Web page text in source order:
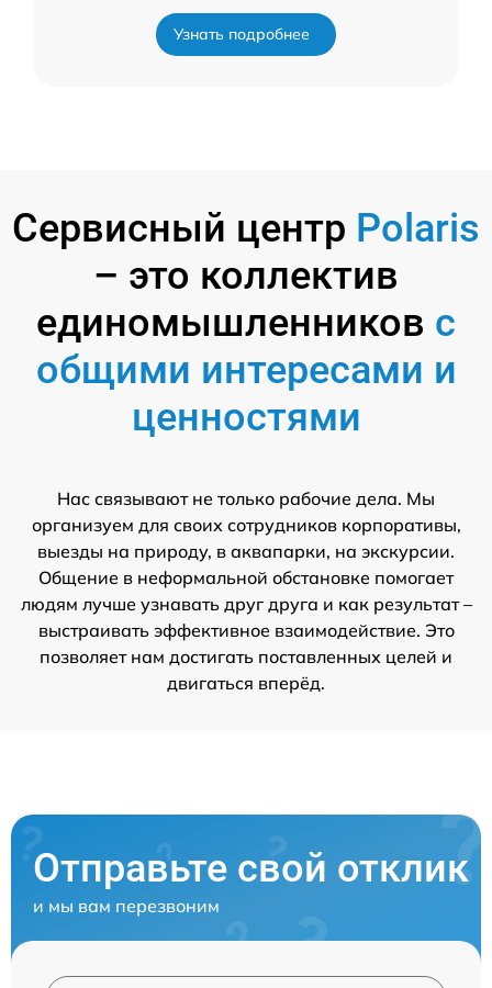
Узнать подробнее
Сервисный центр Polaris
– это коллектив
единомышленников с
общими интересами и
ценностями
Нас связывают не только рабочие дела. Мы
организуем для своих сотрудников корпоративы,
выезды на природу, в аквапарки, на экскурсии.
Общение в неформальной обстановке помогает
людям лучше узнавать друг друга и как результат –
выстраивать эффективное взаимодействие. Это
позволяет нам достигать поставленных целей и
двигаться вперёд.
Отправьте свой отклик
и мы вам перезвоним